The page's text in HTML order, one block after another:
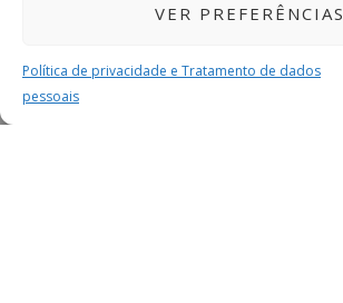
VER PREFERÊNCIAS
Política de privacidade e Tratamento de dados
pessoais